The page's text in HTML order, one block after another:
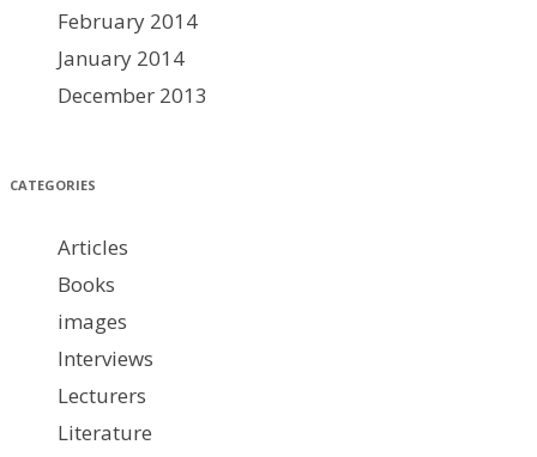
February 2014
January 2014
December 2013
CATEGORIES
Articles
Books
images
Interviews
Lecturers
Literature